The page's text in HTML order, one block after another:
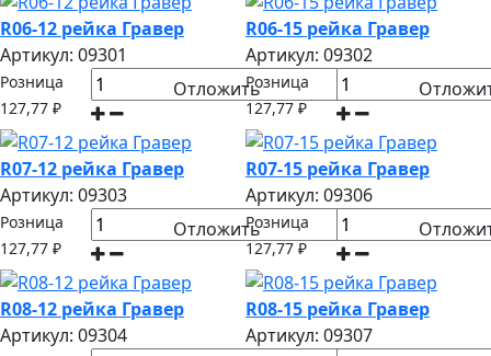
R06-12 рейка Гравер
Артикул: 09301
Розница
127,77 ₽
Отложить
R06-15 рейка Гравер
Артикул: 09302
Розница
127,77 ₽
R07-12 рейка Гравер
Артикул: 09303
Розница
127,77 ₽
Отложить
R07-15 рейка Гравер
Артикул: 09306
Розница
127,77 ₽
R08-12 рейка Гравер
Артикул: 09304
R08-15 рейка Гравер
Артикул: 09307